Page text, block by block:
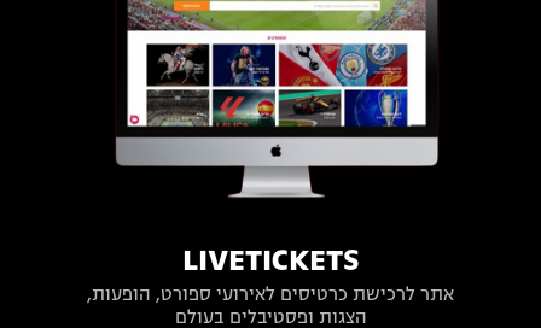
LIVETICKETS
אתר לרכישת כרטיסים לאירועי ספורט, הופעות,
הצגות ופסטיבלים בעולם